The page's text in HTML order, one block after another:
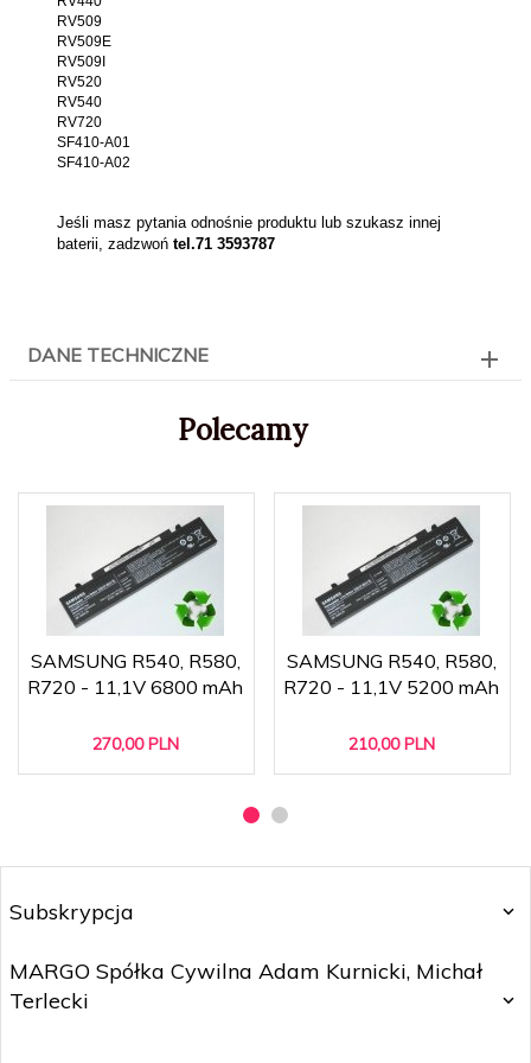
RV509
RV509E
RV509I
RV520
RV540
RV720
SF410-A01
SF410-A02
Jeśli masz pytania odnośnie produktu lub szukasz innej
baterii, zadzwoń tel.71 3593787
DANE TECHNICZNE
Polecamy
SAMSUNG R540, R580,
R720 - 11,1V 6800 mAh
270,00 PLN
SAMSUNG R540, R580,
R720 - 11,1V 5200 mAh
210,00 PLN
Subskrypcja
MARGO Spółka Cywilna Adam Kurnicki, Michał
Terlecki